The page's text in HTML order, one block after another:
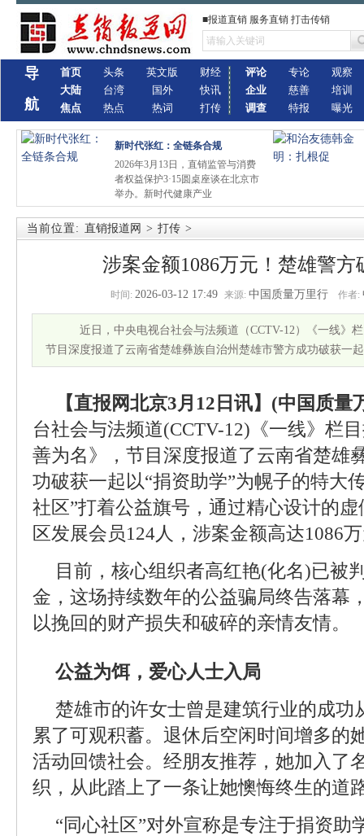
■报道直销 服务直销 打击传销
导
航
首页
大陆
焦点
头条
台湾
热点
英文版
国外
热词
财经
快讯
打传
评论
企业
调查
专论
慈善
特报
观察
培训
曝光
新时代张红：全链条合规
2026年3月13日，直销监管与消费
者权益保护3·15圆桌座谈在北京市
举办。新时代健康产业
当前位置: 直销报道网 > 打传 >
涉案金额1086万元！楚雄警
时间: 2026-03-12 17:49 来源: 中国质量万里行 作者:
近日，中央电视台社会与法频道（CCTV-12）《一线》
节目深度报道了云南省楚雄彝族自治州楚雄市警方成功破获一
【直报网北京3月12日讯】(中国质量
台社会与法频道(CCTV-12)《一线》栏
善为名》，节目深度报道了云南省楚雄
功破获一起以“捐资助学”为幌子的特大
社区”打着公益旗号，通过精心设计的
区发展会员124人，涉案金额高达1086
目前，核心组织者高红艳(化名)已被
金，这场持续数年的公益骗局终告落幕
以挽回的财产损失和破碎的亲情友情。
公益为饵，爱心人士入局
楚雄市的许女士曾是建筑行业的成功
累了可观积蓄。退休后空闲时间增多的
活动回馈社会。经朋友推荐，她加入了
织，从此踏上了一条让她懊悔终生的道
“同心社区”对外宣称是专注于捐资助